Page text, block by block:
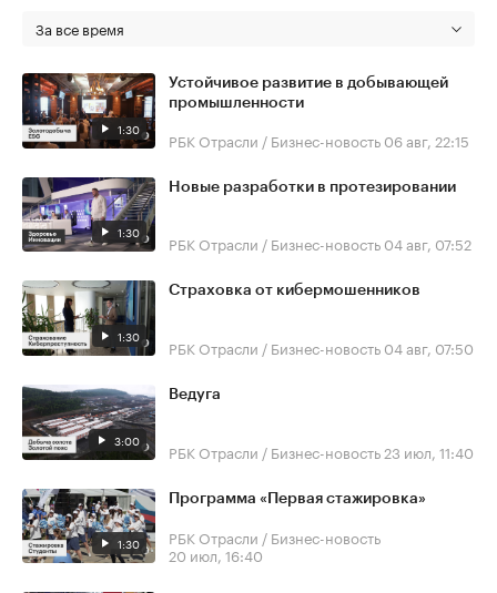
За все время
1:30
Устойчивое развитие в добывающей
промышленности
РБК Отрасли / Бизнес-новость 06 авг, 22:15
1:30
Новые разработки в протезировании
РБК Отрасли / Бизнес-новость 04 авг, 07:52
1:30
Страховка от кибермошенников
РБК Отрасли / Бизнес-новость 04 авг, 07:50
3:00
Ведуга
РБК Отрасли / Бизнес-новость 23 июл, 11:40
1:30
Программа «Первая стажировка»
РБК Отрасли / Бизнес-новость
20 июл, 16:40